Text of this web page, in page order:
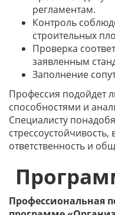
регламентам.
Контроль
строительных
Проверка
заявленным
Заполнение
Профессия подойдет
способностями и
Специалисту
стрессоустойчивость,
ответственность и
Профессиональная